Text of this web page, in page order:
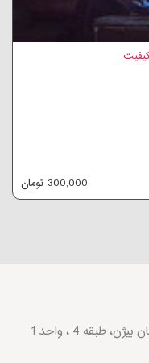
300,000 تومان
طبقه 4 ، واحد 1